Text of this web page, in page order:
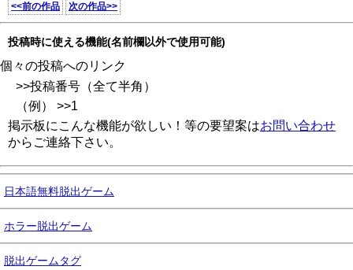
<<前の作品 次の作品>>
投稿時に使える機能(名前欄以外で使用可能)
個々の投稿へのリンク
>>投稿番号（全て半角）
（例） >>1
掲示板にこんな機能が欲しい！等の要望案はお問い合わせ
からご連絡下さい。
日本語無料脱出ゲーム
ホラー脱出ゲーム
脱出ゲームタグ